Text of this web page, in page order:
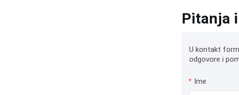
Pitanja
U kontakt
odgovore i
* Ime